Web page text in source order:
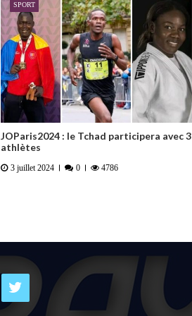
SPORT
JOParis2024 : le Tchad participera avec 3
athlètes
3 juillet 2024 0 4786